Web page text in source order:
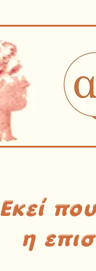
Εκεί
η